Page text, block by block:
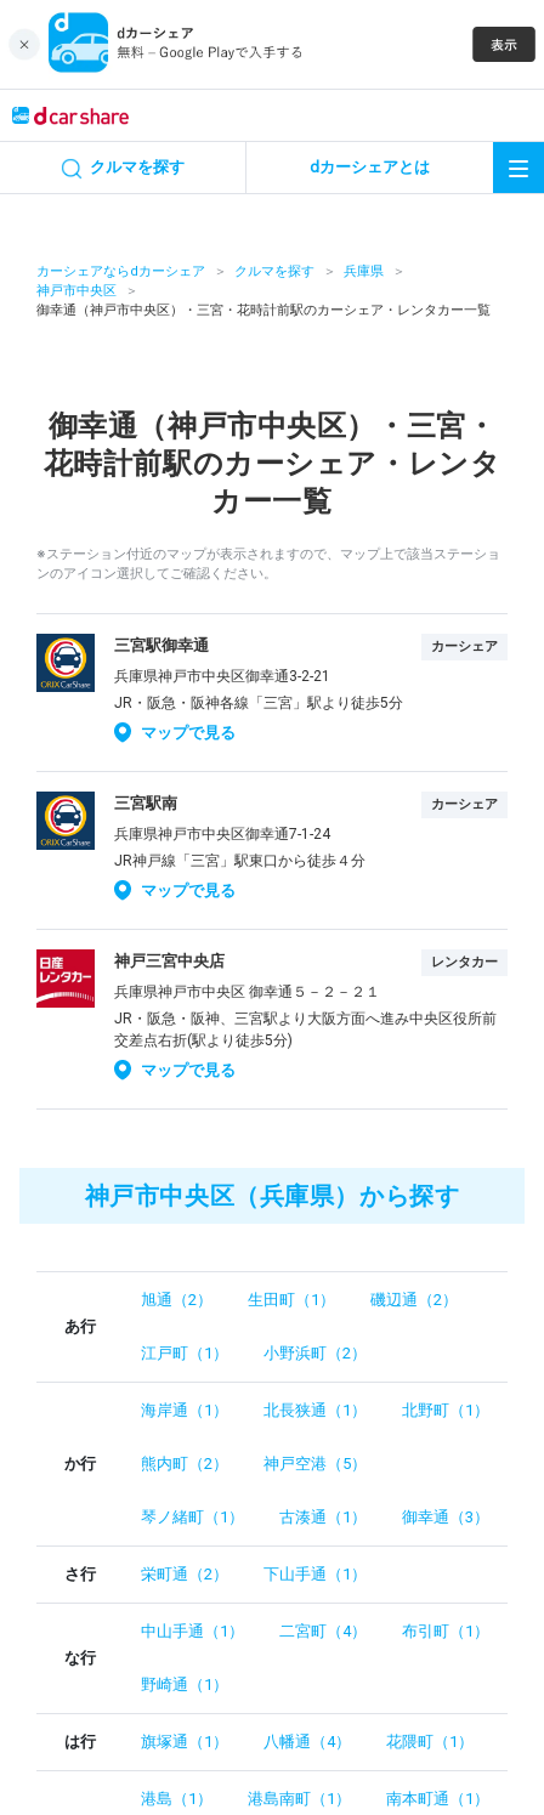
クルマを探す dカーシェアとは
カーシェアならdカーシェア クルマを探す
兵庫県
神戸市中央区
御幸通（神戸市中央区）・三宮・花時計前駅のカーシェア・レンタカー一覧
御幸通（神戸市中央区）・三宮・
花時計前駅のカーシェア・レンタ
カー一覧
※ステーション付近のマップが表示されますので、マップ上で該当ステーショ
ンのアイコン選択してご確認ください。
三宮駅御幸通 カーシェア
兵庫県神戸市中央区御幸通3-2-21
JR・阪急・阪神各線「三宮」駅より徒歩5分
マップで見る
三宮駅南 カーシェア
兵庫県神戸市中央区御幸通7-1-24
JR神戸線「三宮」駅東口から徒歩４分
マップで見る
神戸三宮中央店 レンタカー
兵庫県神戸市中央区 御幸通５－２－２１
JR・阪急・阪神、三宮駅より大阪方面へ進み中央区役所前
交差点右折(駅より徒歩5分)
マップで見る
神戸市中央区（兵庫県）から探す
あ行
旭通（2） 生田町（1） 磯辺通（2）
江戸町（1） 小野浜町（2）
か行
海岸通（1） 北長狭通（1） 北野町（1）
熊内町（2） 神戸空港（5）
琴ノ緒町（1） 古湊通（1） 御幸通（3）
さ行 栄町通（2） 下山手通（1）
な行
中山手通（1） 二宮町（4） 布引町（1）
野崎通（1）
は行 旗塚通（1） 八幡通（4） 花隈町（1）
港島（1） 港島南町（1） 南本町通（1）
カーシェア
よくあるご質問・お問い合わせ
特集
アプリの使い方